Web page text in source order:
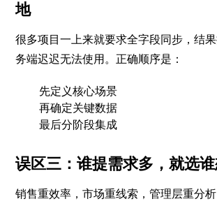
地
很多项目一上来就要求全字段同步，结
务端迟迟无法使用。正确顺序是：
先定义核心场景
再确定关键数据
最后分阶段集成
误区三：谁提需求多，就选
销售重效率，市场重线索，管理层重分